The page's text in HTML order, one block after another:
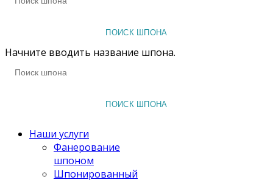
ПОИСК ШПОНА
Начните вводить название шпона.
ПОИСК ШПОНА
Наши услуги
Фанерование
шпоном
Шпонированный